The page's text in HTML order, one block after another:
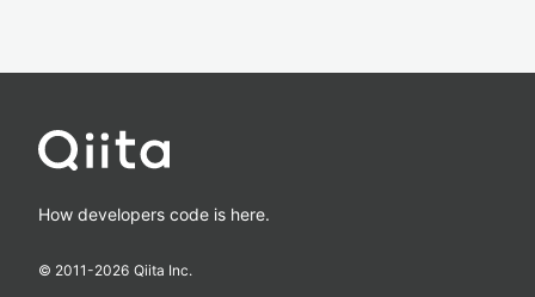
How developers code is here.
© 2011-2026 Qiita Inc.